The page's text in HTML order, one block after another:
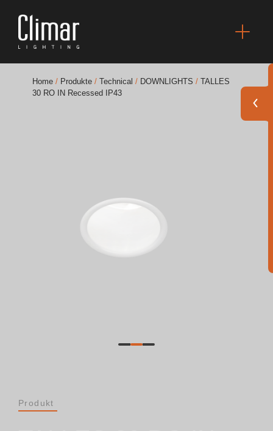
Akustische Lösungen
Home / Produkte / Technical / DOWNLIGHTS / TALLES
30 RO IN Recessed IP43
Produkt